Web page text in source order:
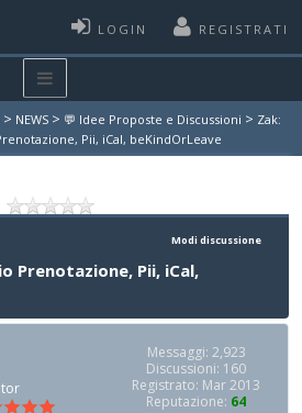
LOGIN REGISTRATI
> NEWS > 💬 Idee Proposte e Discussioni > Zak:
Pii, iCal, beKindOrLeave
Modi discussione
Prenotazione, Pii, iCal,
Messaggi: 2,923
Discussioni: 160
Registrato: Mar 2013
Reputazione: 64